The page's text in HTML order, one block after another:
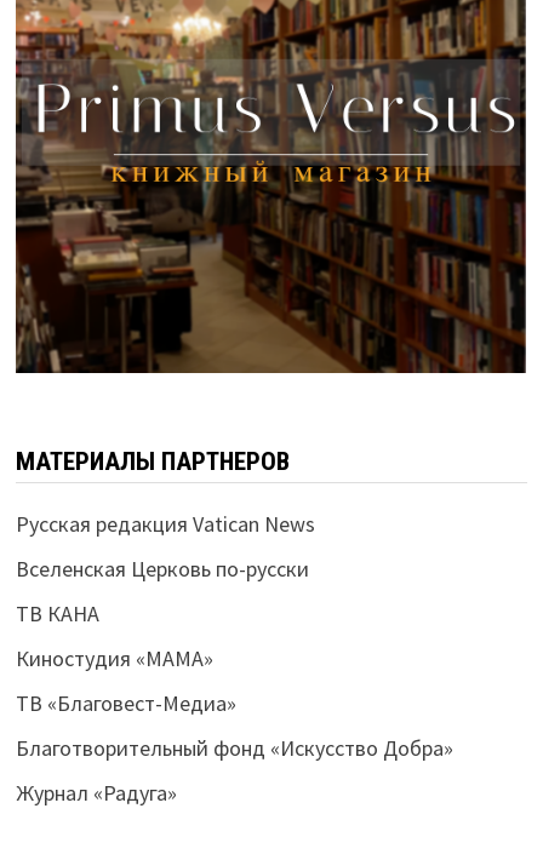
МАТЕРИАЛЫ ПАРТНЕРОВ
Русская редакция Vatican News
Вселенская Церковь по-русски
ТВ КАНА
Киностудия «МАМА»
ТВ «Благовест-Медиа»
Благотворительный фонд «Искусство Добра»
Журнал «Радуга»